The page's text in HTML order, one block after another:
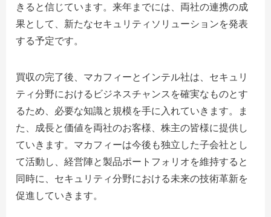
きると信じています。来年までには、両社の連携の成
果として、新たなセキュリティソリューションを発表
する予定です。
買収の完了後、マカフィーとインテル社は、セキュリ
ティ分野におけるビジネスチャンスを確実なものとす
るため、必要な知識と規模を手に入れていきます。ま
た、成長と価値を両社のお客様、株主の皆様に提供し
ていきます。マカフィーは今後も独立した子会社とし
て活動し、経営陣と製品ポートフォリオを維持すると
同時に、セキュリティ分野における未来の技術革新を
促進していきます。